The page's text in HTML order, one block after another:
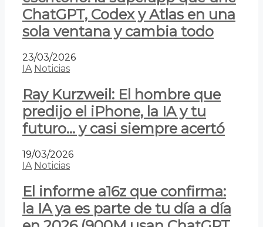
ChatGPT, Codex y Atlas en una
sola ventana y cambia todo
23/03/2026
IA Noticias
Ray Kurzweil: El hombre que
predijo el iPhone, la IA y tu
futuro… y casi siempre acertó
19/03/2026
IA Noticias
El informe a16z que confirma:
la IA ya es parte de tu día a día